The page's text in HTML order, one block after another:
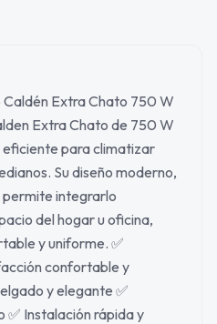
Extra Chato 750 W
Extra Chato de 750 W
eficiente para climatizar
Su diseño moderno,
integrarlo
del hogar u oficina,
y uniforme. ✅
confortable y
y elegante ✅
✅ Instalación rápida y